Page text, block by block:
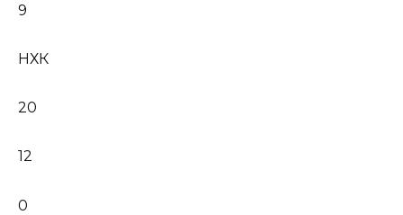
9
НХК
20
12
0